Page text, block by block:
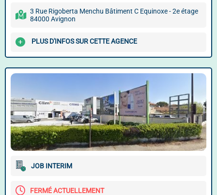
3 Rue Rigoberta Menchu Bâtiment C Equinoxe - 2e étage
84000 Avignon
PLUS D'INFOS SUR CETTE AGENCE
JOB INTERIM
FERMÉ ACTUELLEMENT